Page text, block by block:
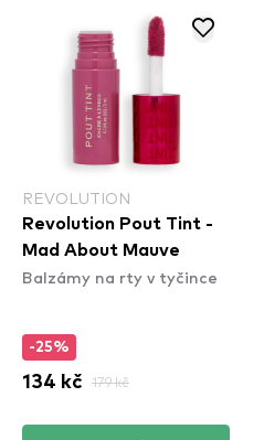
REVOLUTION
Revolution Pout Tint -
Mad About Mauve
Balzámy na rty v tyčince
-25%
134 kč 179 kč